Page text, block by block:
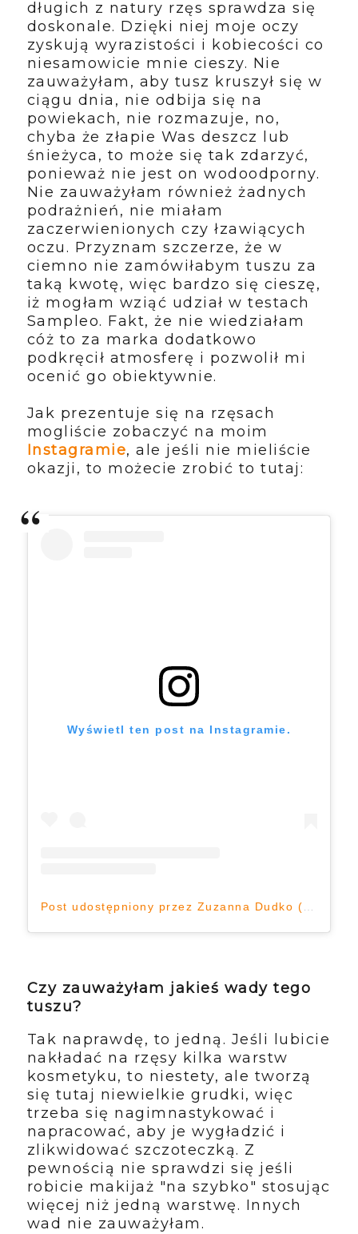
długich z natury rzęs sprawdza się
doskonale. Dzięki niej moje oczy
zyskują wyrazistości i kobiecości co
niesamowicie mnie cieszy. Nie
zauważyłam, aby tusz kruszył się w
ciągu dnia, nie odbija się na
powiekach, nie rozmazuje, no,
chyba że złapie Was deszcz lub
śnieżyca, to może się tak zdarzyć,
ponieważ nie jest on wodoodporny.
Nie zauważyłam również żadnych
podrażnień, nie miałam
zaczerwienionych czy łzawiących
oczu. Przyznam szczerze, że w
ciemno nie zamówiłabym tuszu za
taką kwotę, więc bardzo się cieszę,
iż mogłam wziąć udział w testach
Sampleo. Fakt, że nie wiedziałam
cóż to za marka dodatkowo
podkręcił atmosferę i pozwolił mi
ocenić go obiektywnie.
Jak prezentuje się na rzęsach
mogliście zobaczyć na moim
Instagramie, ale jeśli nie mieliście
okazji, to możecie zrobić to tutaj:
Wyświetl ten post na Instagramie.
Post udostępniony przez Zuzanna Dudko (@zuzkapisze.pl)
Czy zauważyłam jakieś wady tego
tuszu?
Tak naprawdę, to jedną. Jeśli lubicie
nakładać na rzęsy kilka warstw
kosmetyku, to niestety, ale tworzą
się tutaj niewielkie grudki, więc
trzeba się nagimnastykować i
napracować, aby je wygładzić i
zlikwidować szczoteczką. Z
pewnością nie sprawdzi się jeśli
robicie makijaż "na szybko" stosując
więcej niż jedną warstwę. Innych
wad nie zauważyłam.